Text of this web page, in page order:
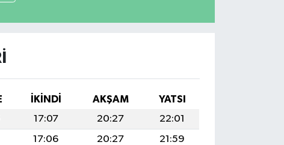
İKINDI AKŞAM
YATSI
17:07 20:27
22:01
17:06 20:27
21:59